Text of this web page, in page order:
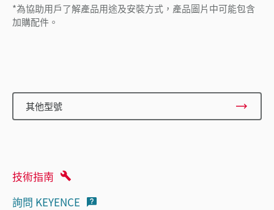
*為協助用戶了解產品用途及安裝方式，產品圖片中可能包含
加購配件。
其他型號
技術指南
詢問 KEYENCE